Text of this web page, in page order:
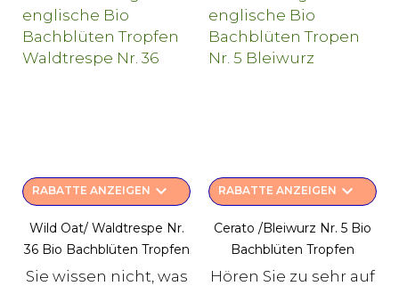
RABATTE ANZEIGEN keyboard_arrow_down
Wild Oat/ Waldtrespe Nr.
36 Bio Bachblüten Tropfen
Sie wissen nicht, was
RABATTE ANZEIGEN keyboard_arrow_down
Cerato /Bleiwurz Nr. 5 Bio
Bachblüten Tropfen
Hören Sie zu sehr auf